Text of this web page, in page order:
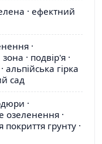
· ефектний
·
· подвір'я ·
альпійська гірка
сад
·
озеленення ·
покриття грунту ·